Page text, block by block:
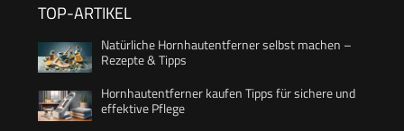
TOP-ARTIKEL
Natürliche Hornhautentferner selbst machen –
Rezepte & Tipps
Hornhautentferner kaufen Tipps für sichere und
effektive Pflege